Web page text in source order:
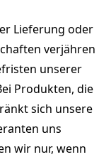
Lieferung oder
verjähren
unserer
Produkten, die
sich unsere
uns
wir nur, wenn